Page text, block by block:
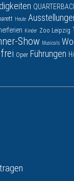
Heute
Kinder Zoo Leipzig
Show Musicals
Oper Führungen